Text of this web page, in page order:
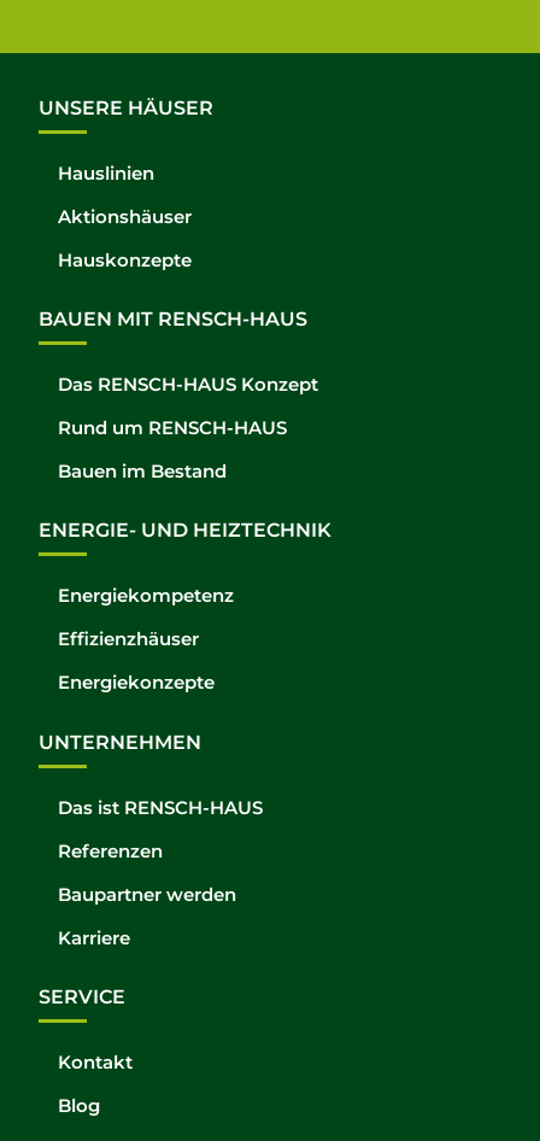
UNSERE HÄUSER
Hauslinien
Aktionshäuser
Hauskonzepte
BAUEN MIT RENSCH-HAUS
Das RENSCH-HAUS Konzept
Rund um RENSCH-HAUS
Bauen im Bestand
ENERGIE- UND HEIZTECHNIK
Energiekompetenz
Effizienzhäuser
Energiekonzepte
UNTERNEHMEN
Das ist RENSCH-HAUS
Referenzen
Baupartner werden
Karriere
SERVICE
Kontakt
Blog